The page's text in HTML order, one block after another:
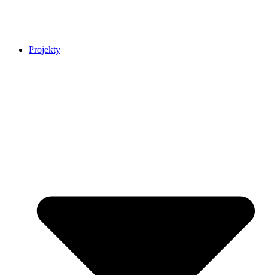
Projekty